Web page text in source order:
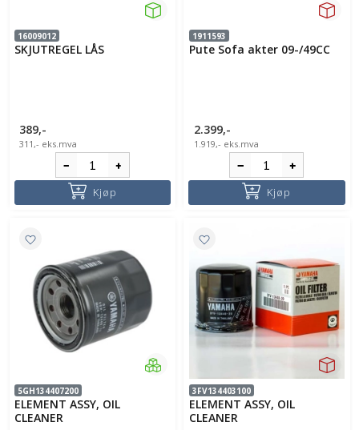
16009012
SKJUTREGEL LÅS
389,-
311,- eks.mva
Kjøp
1911593
Pute Sofa akter 09-/49CC
2.399,-
1.919,- eks.mva
Kjøp
5GH134407200
ELEMENT ASSY, OIL
CLEANER
3FV134403100
ELEMENT ASSY, OIL
CLEANER